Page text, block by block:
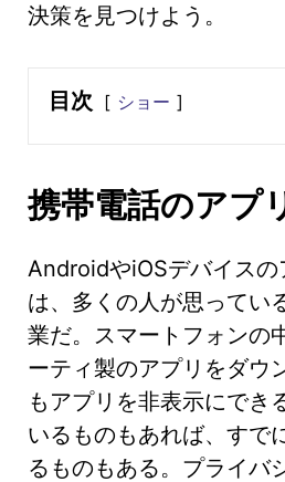
決策を見つけよう。
目次 ショー
携帯電話のアプ
AndroidやiOSデバイスの
は、多くの人が思ってい
業だ。スマートフォンの
ーティ製のアプリをダウ
もアプリを非表示にでき
いるものもあれば、すで
るものもある。プライバ